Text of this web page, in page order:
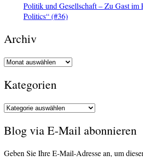
Politik und Gesellschaft – Zu Gast im
Politics“ (#36)
Archiv
Archiv
Kategorien
Kategorien
Blog via E-Mail abonnieren
Geben Sie Ihre E-Mail-Adresse an, um